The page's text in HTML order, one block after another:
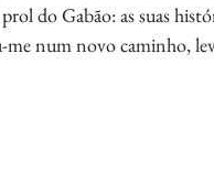
do Gabão: as suas
me num novo caminho,